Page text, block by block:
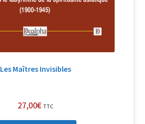
Les Maîtres Invisibles
27,00€ TTC